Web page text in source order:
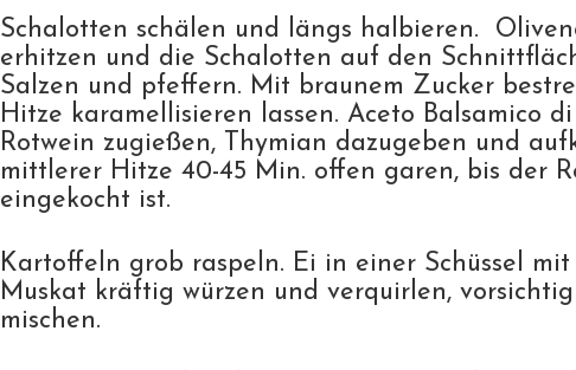
Schalotten schälen und längs halbieren.
erhitzen und die Schalotten auf den
Salzen und pfeffern. Mit braunem Zucker
Hitze karamellisieren lassen. Aceto Balsamico
Rotwein zugießen, Thymian dazugeben und
mittlerer Hitze 40-45 Min. offen garen, bis der
eingekocht ist.
Kartoffeln grob raspeln. Ei in einer Schüssel
Muskat kräftig würzen und verquirlen,
mischen.